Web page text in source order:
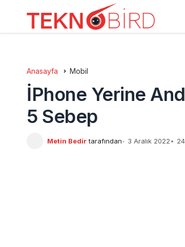
Anasayfa Mobil
İPhone Yerine
5 Sebep
Metin Bedir tarafından 3 Aralık 2022